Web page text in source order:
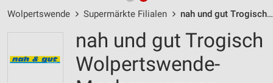
Wolpertswende Supermärkte Filialen nah und gut Trogisch Wolpertswende-Mochenwangen / Kirchstraße 16 - Öffnungszeiten & Adresse
nah und gut Trogisch
Wolpertswende-